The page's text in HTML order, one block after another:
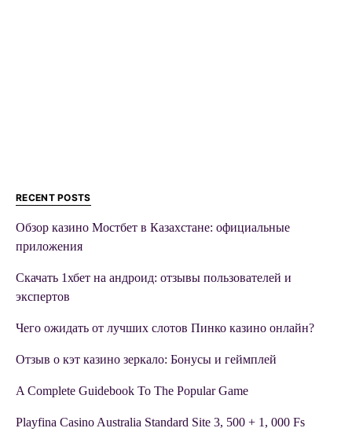
RECENT POSTS
Обзор казино Мостбет в Казахстане: официальные
приложения
Скачать 1хбет на андроид: отзывы пользователей и
экспертов
Чего ожидать от лучших слотов Пинко казино онлайн?
Отзыв о кэт казино зеркало: Бонусы и геймплей
A Complete Guidebook To The Popular Game
Playfina Casino Australia Standard Site 3, 500 + 1, 000 Fs